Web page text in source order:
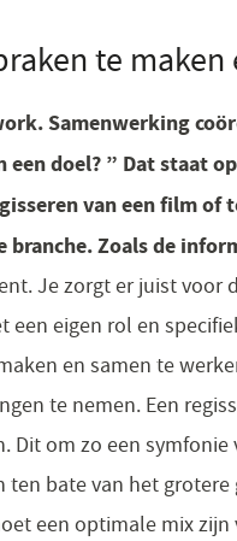
te
Samenwerking
doel? ” Dat staat
van een film of
Zoals de
Je zorgt er juist voor
eigen rol en
en samen te
te nemen. Een
om zo een
bate van het grotere
een optimale mix